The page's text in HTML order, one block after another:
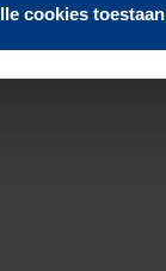
cookies toestaan